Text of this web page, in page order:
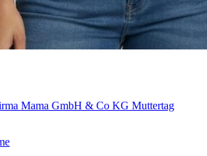
Mama GmbH & Co KG Muttertag